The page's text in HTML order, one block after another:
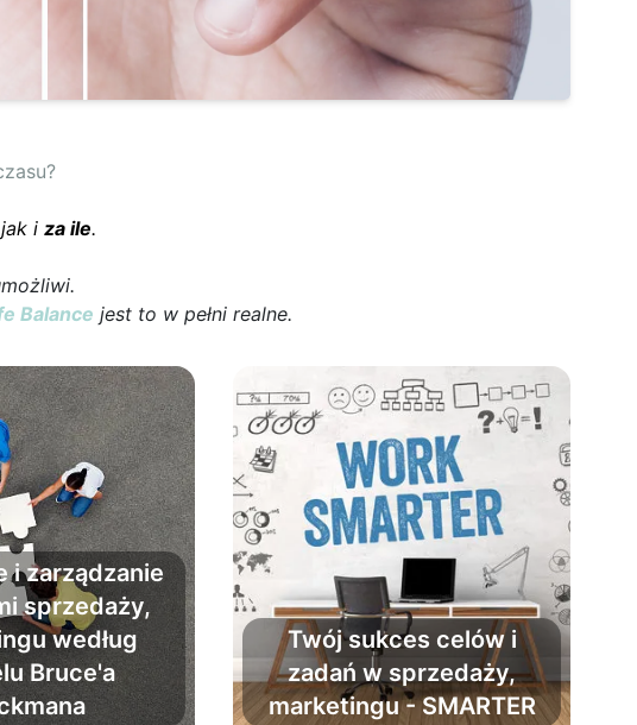
i za ile.
Balance jest to w pełni realne.
i zarządzanie
sprzedaży,
według
Bruce'a
i zmień
Twój sukces celów i
zadań w sprzedaży,
marketingu - SMARTER
Zwiększ powodzenie
planów o 90%.